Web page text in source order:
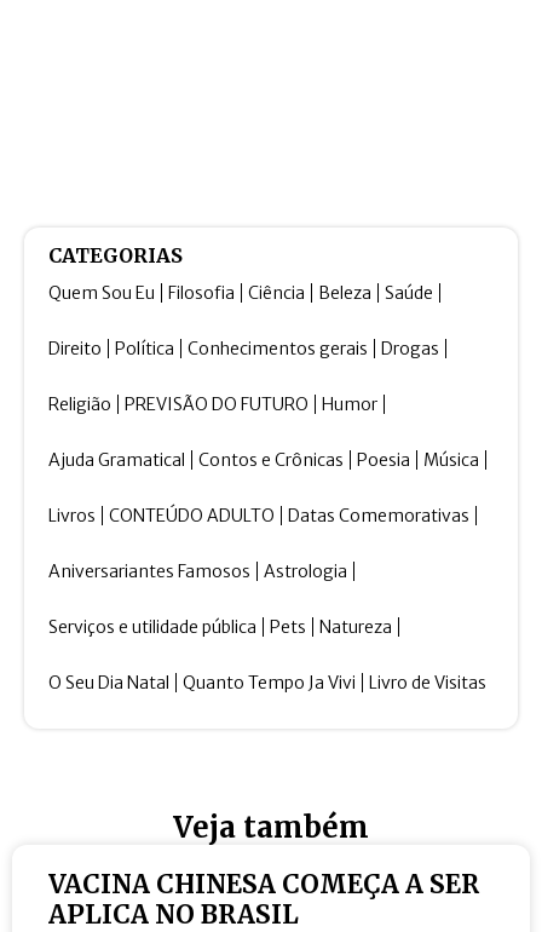
CATEGORIAS
Quem Sou Eu Filosofia Ciência Beleza Saúde
Direito Política Conhecimentos gerais Drogas
Religião PREVISÃO DO FUTURO Humor
Ajuda Gramatical Contos e Crônicas Poesia Música
Livros CONTEÚDO ADULTO Datas Comemorativas
Aniversariantes Famosos Astrologia
Serviços e utilidade pública Pets Natureza
O Seu Dia Natal Quanto Tempo Ja Vivi Livro de Visitas
Veja também
VACINA CHINESA COMEÇA A SER
APLICA NO BRASIL